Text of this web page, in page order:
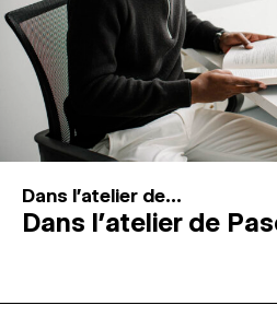
Dans l'atelier de...
Dans l’atelier de